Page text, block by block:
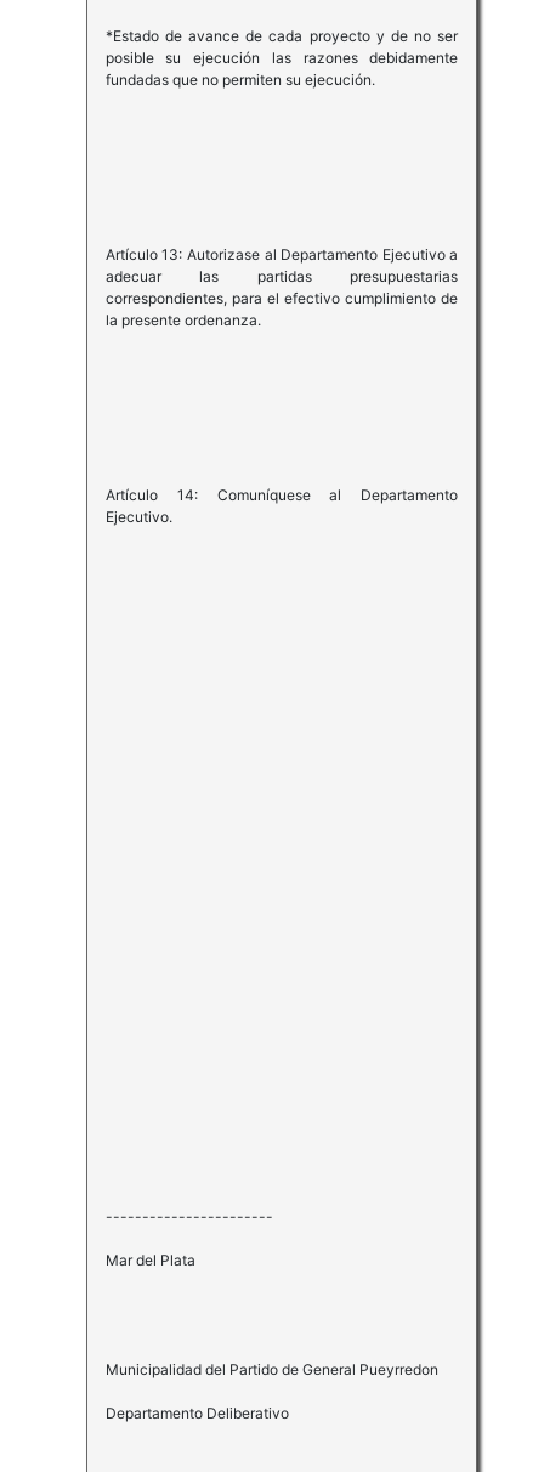
*Estado de avance de cada proyecto y de no ser
posible su ejecución las razones debidamente
fundadas que no permiten su ejecución.
Artículo 13: Autorizase al Departamento Ejecutivo a
adecuar las partidas presupuestarias
correspondientes, para el efectivo cumplimiento de
la presente ordenanza.
Artículo 14: Comuníquese al Departamento
Ejecutivo.
-----------------------
Mar del Plata
Municipalidad del Partido de General Pueyrredon
Departamento Deliberativo